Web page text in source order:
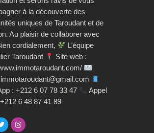
à la découverte des
uniques de Taroudant et de
Au plaisir de collaborer avec
cordialement,
L’équipe
Taroudant
Site web :
: +212 6 07 78 33 47
Appel
6 48 87 41 89